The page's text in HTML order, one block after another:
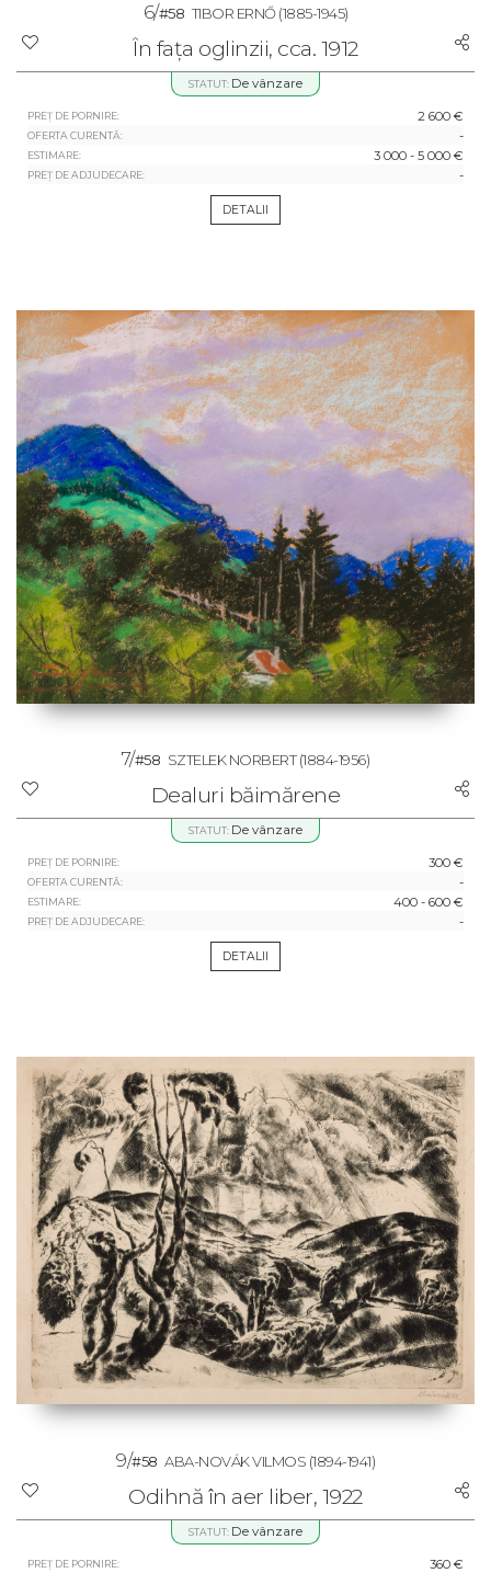
6/#58 TIBOR ERNŐ(1885-1945)
În fața oglinzii, cca. 1912
STATUT: De vânzare
PREȚ DE PORNIRE: 2 600 €
OFERTA CURENTĂ: -
ESTIMARE: 3 000 - 5 000 €
PREȚ DE ADJUDECARE: -
DETALII
7/#58 SZTELEK NORBERT(1884-1956)
Dealuri băimărene
STATUT: De vânzare
PREȚ DE PORNIRE: 300 €
OFERTA CURENTĂ: -
ESTIMARE: 400 - 600 €
PREȚ DE ADJUDECARE: -
DETALII
9/#58 ABA-NOVÁK VILMOS (1894-1941)
Odihnă în aer liber, 1922
STATUT: De vânzare
PREȚ DE PORNIRE: 360 €